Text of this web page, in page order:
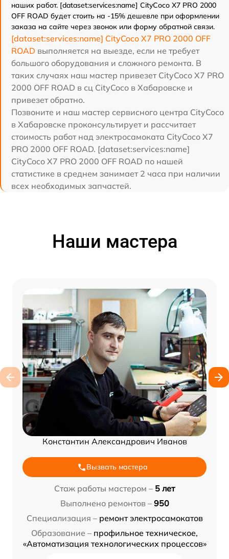
наших работ. [dataset:services:name] CityCoco X7 PRO 2000
OFF ROAD будет стоить на -15% дешевле при оформлении
заказа на сайте через звонок или форму обратной связи.
[dataset:services:name] CityCoco X7 PRO 2000 OFF
ROAD выполняется на выезде, если не требует
большого оборудования и сложного ремонта. В
таких случаях наш мастер привезет CityCoco X7 PRO
2000 OFF ROAD в сц CityCoco в Хабаровске и
привезет обратно.
Позвоните и наш мастер сервисного центра CityCoco
в Хабаровске проконсультирует и рассчитает
стоимость работ над электросамоката CityCoco X7
PRO 2000 OFF ROAD. [dataset:services:name]
CityCoco X7 PRO 2000 OFF ROAD по нашей
статистике в среднем занимает 2 часа при наличии
всех необходимых запчастей.
Наши мастера
Константин Александрович Иванов
Вызвать мастера
Стаж работы мастером – 5 лет
Выполнено ремонтов – 950
Специализация – ремонт электросамокатов
Образование – профильное техническое,
«Автоматизация технологических процессов»